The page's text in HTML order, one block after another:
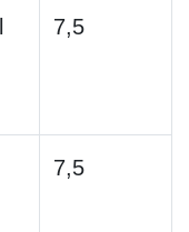
7,5
7,5